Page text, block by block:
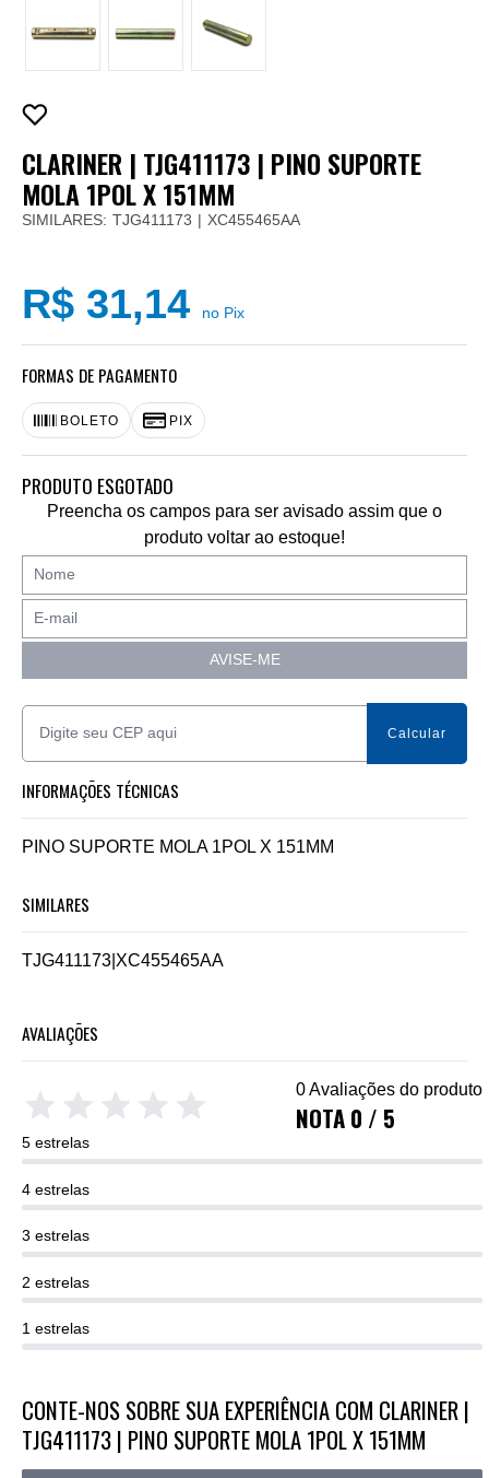
CLARINER | TJG411173 | PINO SUPORTE
MOLA 1POL X 151MM
SIMILARES: TJG411173 XC455465AA
R$ 31,14 no Pix
FORMAS DE PAGAMENTO
BOLETO PIX
PRODUTO ESGOTADO
Preencha os campos para ser avisado assim que o
produto voltar ao estoque!
AVISE-ME
INFORMAÇÕES TÉCNICAS
PINO SUPORTE MOLA 1POL X 151MM
SIMILARES
TJG411173 XC455465AA
AVALIAÇÕES
0 Avaliações do produto
NOTA 0 / 5
5 estrelas
4 estrelas
3 estrelas
2 estrelas
1 estrelas
CONTE-NOS SOBRE SUA EXPERIÊNCIA COM CLARINER |
TJG411173 | PINO SUPORTE MOLA 1POL X 151MM